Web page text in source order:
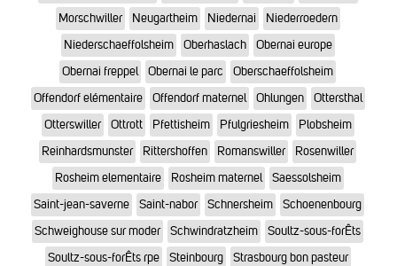
Morschwiller
Neugartheim Niedernai
Niederroedern
Niederschaeffolsheim
Oberhaslach
Obernai europe
Obernai freppel
Obernai le parc
Oberschaeffolsheim
Offendorf elémentaire
Offendorf maternel Ohlungen
Ottersthal
Otterswiller
Ottrott Pfettisheim Pfulgriesheim
Plobsheim
Reinhardsmunster
Rittershoffen Romanswiller
Rosenwiller
Rosheim elementaire
Rosheim maternel
Saessolsheim
Saint-jean-saverne
Saint-nabor Schnersheim
Schoenenbourg
Schweighouse sur moder
Schwindratzheim
Soultz-sous-forÊts
Soultz-sous-forÊts rpe
Steinbourg
Strasbourg bon pasteur